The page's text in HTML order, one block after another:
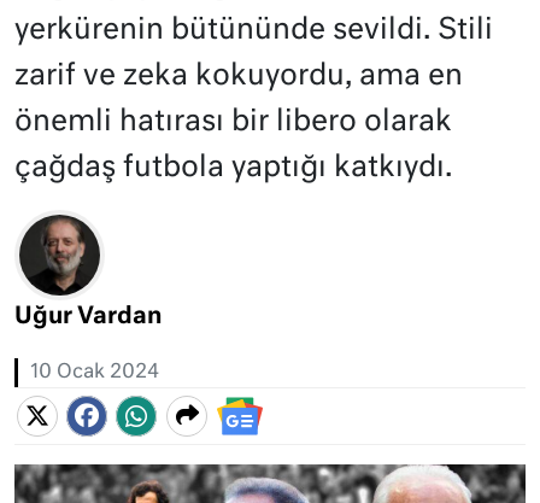
yerkürenin bütününde sevildi. Stili
zarif ve zeka kokuyordu, ama en
önemli hatırası bir libero olarak
çağdaş futbola yaptığı katkıydı.
Uğur Vardan
10 Ocak 2024